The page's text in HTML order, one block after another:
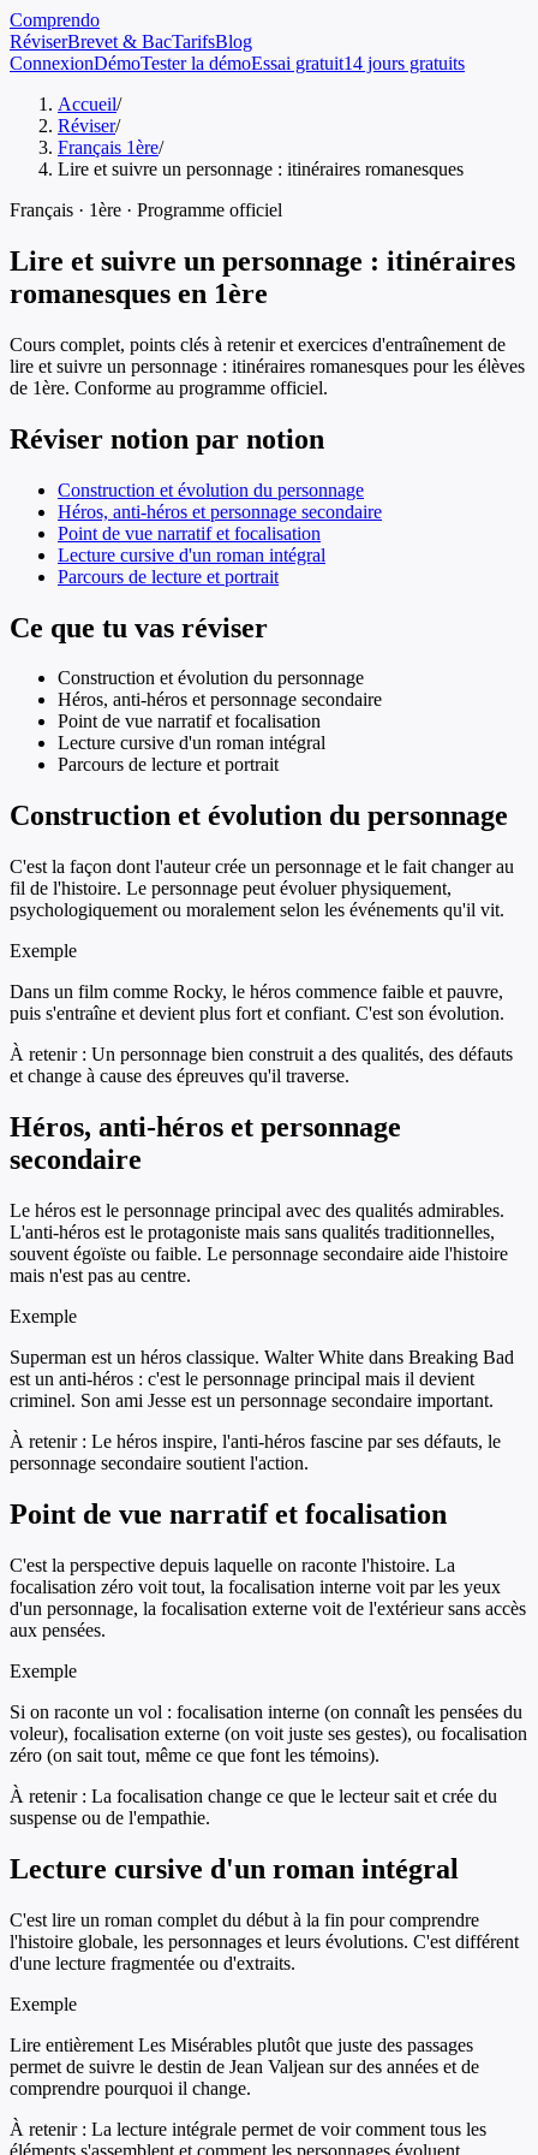
Comprendo
RéviserBrevet & BacTarifsBlog
ConnexionDémoTester la démoEssai gratuit14 jours gratuits
Accueil/
Réviser/
Français 1ère/
Lire et suivre un personnage : itinéraires romanesques
Français · 1ère · Programme officiel
Lire et suivre un personnage : itinéraires
romanesques en 1ère
Cours complet, points clés à retenir et exercices d'entraînement de
lire et suivre un personnage : itinéraires romanesques pour les élèves
de 1ère. Conforme au programme officiel.
Réviser notion par notion
Construction et évolution du personnage
Héros, anti-héros et personnage secondaire
Point de vue narratif et focalisation
Lecture cursive d'un roman intégral
Parcours de lecture et portrait
Ce que tu vas réviser
Construction et évolution du personnage
Héros, anti-héros et personnage secondaire
Point de vue narratif et focalisation
Lecture cursive d'un roman intégral
Parcours de lecture et portrait
Construction et évolution du personnage
C'est la façon dont l'auteur crée un personnage et le fait changer au
fil de l'histoire. Le personnage peut évoluer physiquement,
psychologiquement ou moralement selon les événements qu'il vit.
Exemple
Dans un film comme Rocky, le héros commence faible et pauvre,
puis s'entraîne et devient plus fort et confiant. C'est son évolution.
À retenir : Un personnage bien construit a des qualités, des défauts
et change à cause des épreuves qu'il traverse.
Héros, anti-héros et personnage
secondaire
Le héros est le personnage principal avec des qualités admirables.
L'anti-héros est le protagoniste mais sans qualités traditionnelles,
souvent égoïste ou faible. Le personnage secondaire aide l'histoire
mais n'est pas au centre.
Exemple
Superman est un héros classique. Walter White dans Breaking Bad
est un anti-héros : c'est le personnage principal mais il devient
criminel. Son ami Jesse est un personnage secondaire important.
À retenir : Le héros inspire, l'anti-héros fascine par ses défauts, le
personnage secondaire soutient l'action.
Point de vue narratif et focalisation
C'est la perspective depuis laquelle on raconte l'histoire. La
focalisation zéro voit tout, la focalisation interne voit par les yeux
d'un personnage, la focalisation externe voit de l'extérieur sans accès
aux pensées.
Exemple
Si on raconte un vol : focalisation interne (on connaît les pensées du
voleur), focalisation externe (on voit juste ses gestes), ou focalisation
zéro (on sait tout, même ce que font les témoins).
À retenir : La focalisation change ce que le lecteur sait et crée du
suspense ou de l'empathie.
Lecture cursive d'un roman intégral
C'est lire un roman complet du début à la fin pour comprendre
l'histoire globale, les personnages et leurs évolutions. C'est différent
d'une lecture fragmentée ou d'extraits.
Exemple
Lire entièrement Les Misérables plutôt que juste des passages
permet de suivre le destin de Jean Valjean sur des années et de
comprendre pourquoi il change.
À retenir : La lecture intégrale permet de voir comment tous les
éléments s'assemblent et comment les personnages évoluent